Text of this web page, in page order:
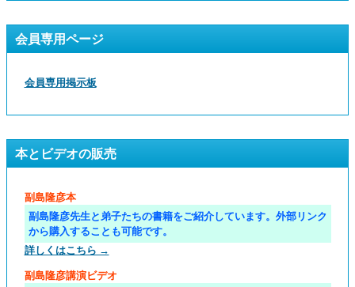
会員専用ページ
会員専用掲示板
本とビデオの販売
副島隆彦本
副島隆彦先生と弟子たちの書籍をご紹介しています。外部リンク
から購入することも可能です。
詳しくはこちら →
副島隆彦講演ビデオ